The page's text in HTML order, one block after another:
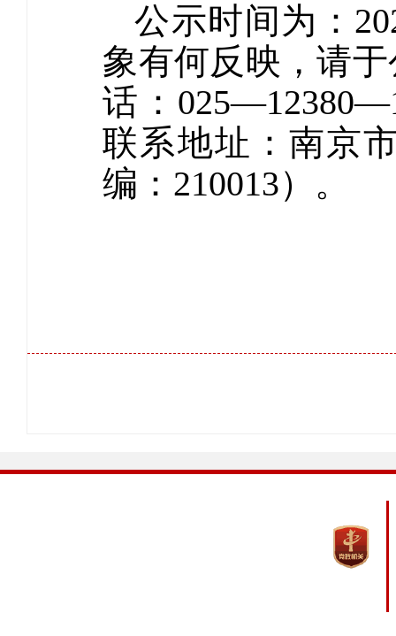
公示时间为：
象有何反映，请
话：
联系地址：南京
编：210013）。